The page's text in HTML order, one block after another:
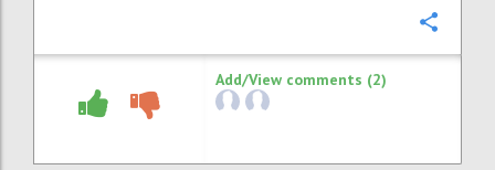
Add/View comments (2)